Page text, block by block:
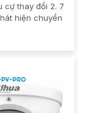
cự thay đổi 2. 7
hiện chuyển